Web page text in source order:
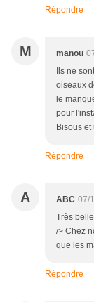
Répondre
M manou
Ils ne
oiseaux
le
pour
Bisous
Répondre
A ABC 07/
Très
/> Chez
que les
Répondre